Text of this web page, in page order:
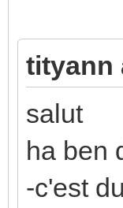
tityann
salut
ha ben
-c'est